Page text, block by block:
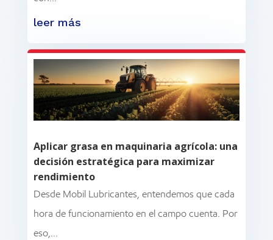
leer más
Aplicar grasa en maquinaria agrícola: una
decisión estratégica para maximizar
rendimiento
Desde Mobil Lubricantes, entendemos que cada
hora de funcionamiento en el campo cuenta. Por
eso,...